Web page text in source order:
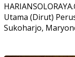
Utama (Dirut)
Sukoharjo,